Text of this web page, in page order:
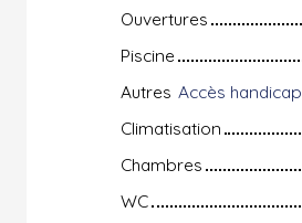
Ouvertures
Piscine
Autres
Climatisation
Chambres
WC